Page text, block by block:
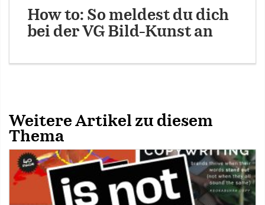
How to: So meldest du dich
bei der VG Bild-Kunst an
Weitere Artikel zu diesem
Thema